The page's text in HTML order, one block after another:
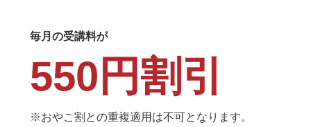
毎月の受講料が
550円割引
※おやこ割との重複適用は不可となります。